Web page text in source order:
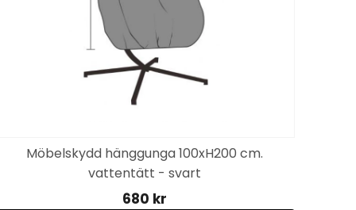
Möbelskydd hänggunga 100xH200 cm.
vattentätt - svart
680 kr